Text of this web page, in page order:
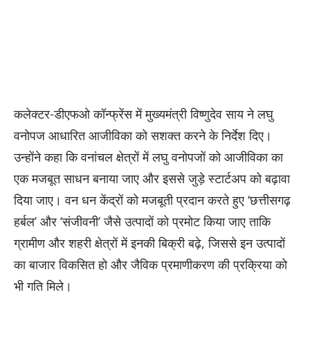
कलेक्टर-डीएफओ कॉन्फ्रेंस में मुख्यमंत्री विष्णुदेव साय ने लघु
वनोपज आधारित आजीविका को सशक्त करने के निर्देश दिए।
उन्होंने कहा कि वनांचल क्षेत्रों में लघु वनोपजों को आजीविका का
एक मजबूत साधन बनाया जाए और इससे जुड़े स्टार्टअप को बढ़ावा
दिया जाए। वन धन केंद्रों को मजबूती प्रदान करते हुए ‘छत्तीसगढ़
हर्बल’ और ‘संजीवनी’ जैसे उत्पादों को प्रमोट किया जाए ताकि
ग्रामीण और शहरी क्षेत्रों में इनकी बिक्री बढ़े, जिससे इन उत्पादों
का बाजार विकसित हो और जैविक प्रमाणीकरण की प्रक्रिया को
भी गति मिले।